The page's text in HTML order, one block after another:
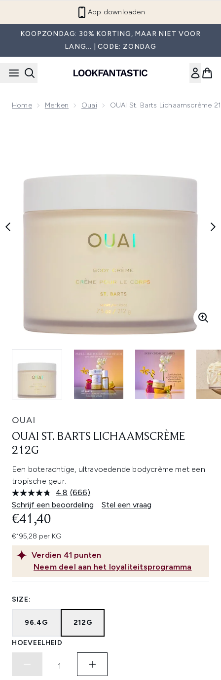
App downloaden
KOOPZONDAG: 30% KORTING, MAAR NIET VOOR
LANG... | CODE: ZONDAG
Home Merken Ouai OUAI St. Barts Lichaamscrème
OUAI
OUAI ST. BARTS LICHAAMSCRÈME
212G
Een boterachtige, ultravoedende bodycrème met een
tropische geur.
4.8 Lees
666
beoordelingen.
(666)
Schrijf een beoordeling
Stel een vraag
Verdien 41 punten
Neem deel aan het loyaliteitsprogramma
€41,40
€195,28 per KG
SIZE:
96.4G 212G
HOEVEELHEID